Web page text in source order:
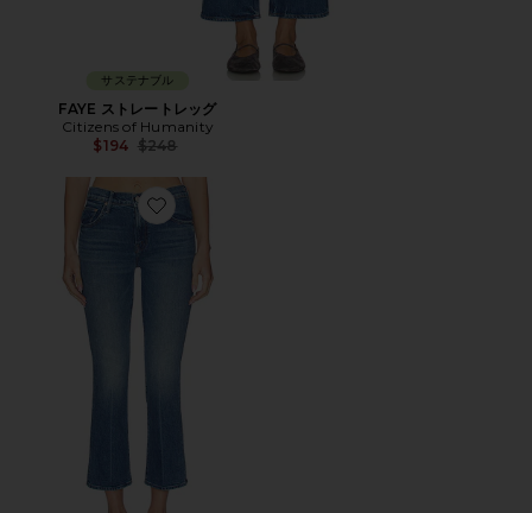
サステナブル
FAYE ストレートレッグ
Citizens of Humanity
$194 Previous price:
$248
Favorite INSIDER ブーツカット